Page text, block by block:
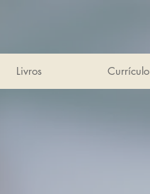
Livros Currículo